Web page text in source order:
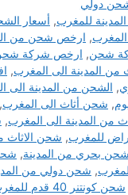
دولي
للمغرب, أسعار
, ارخص شحن من
شحن, ارخص شركة
من المدينة الى المغرب,
, الشحن من المدينة الى
, شحن أثاث الى المغرب,
من المدينة الى المغرب,
للمغرب, شحن الاثاث
شحن بحري من المدينة,
, شحن دولي من
شحن كونتنر 40 قدم للمغرب